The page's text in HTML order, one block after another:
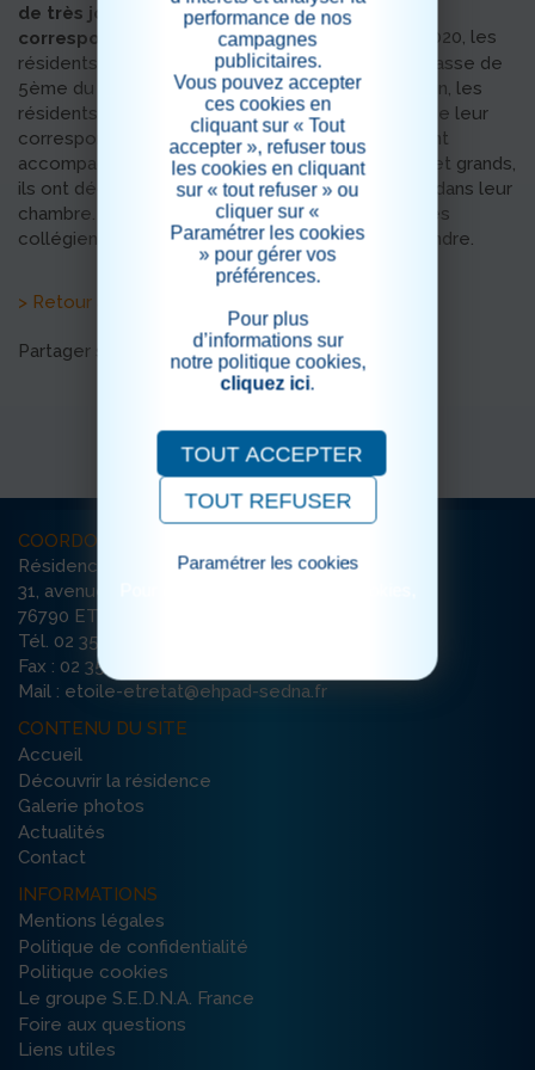
de très jolies lettres pour leurs
correspondants.
Depuis le mois de décembre 2020, les
résidents ont échangé avec des collégiens en classe de
5ème du Collège Paul Bert de Fécamp. Début juin, les
résidents étaient heureux d’avoir des nouvelles de leur
correspondant. Quelques lettres des enfants sont
accompagnées de dessins. Pour certains, petits et grands,
ils ont décidé de garder la lettre précieusement dans leur
chambre. D’autres aiment qu’on leur lise ce que les
collégiens ont écrit. Tous ont souhaité leur répondre.
> Retour aux actualités
Partager sur les réseaux sociaux
COORDONNÉES
Résidence Etoile du Matin
31, avenue Damilaville
76790 ETRETAT
Tél. 02 35 10 39 93
Fax : 02 35 10 39 99
Mail : etoile-etretat@ehpad-sedna.fr
CONTENU DU SITE
Accueil
Découvrir la résidence
Galerie photos
Actualités
Contact
INFORMATIONS
Mentions légales
Politique de confidentialité
Politique cookies
Le groupe S.E.D.N.A. France
Foire aux questions
Liens utiles
performance de nos
campagnes
publicitaires.
Vous pouvez accepter
ces cookies en
cliquant sur « Tout
accepter », refuser tous
les cookies en cliquant
sur « tout refuser » ou
cliquer sur «
Paramétrer les cookies
» pour gérer vos
préférences.
Pour plus
d’informations sur
notre politique cookies,
cliquez ici.
TOUT ACCEPTER
TOUT REFUSER
Paramétrer les cookies